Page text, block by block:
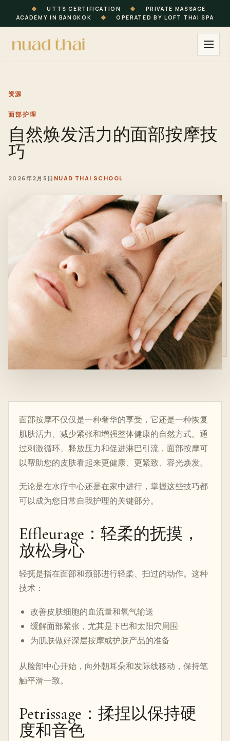
◆ UTTS CERTIFICATION ◆
PRIVATE MASSAGE
ACADEMY IN BANGKOK
◆ OPERATED BY LOFT THAI SPA
资源
面部护理
自然焕发活力的面部按摩技
巧
2026年2月5日 NUAD THAI SCHOOL
面部按摩不仅仅是一种奢华的享受，它还是一种恢复
肌肤活力、减少紧张和增强整体健康的自然方式。通
过刺激循环、释放压力和促进淋巴引流，面部按摩可
以帮助您的皮肤看起来更健康、更紧致、容光焕发。
无论是在水疗中心还是在家中进行，掌握这些技巧都
可以成为您日常自我护理的关键部分。
Effleurage：轻柔的抚摸，
放松身心
轻抚是指在面部和颈部进行轻柔、扫过的动作。这种
技术：
改善皮肤细胞的血流量和氧气输送
缓解面部紧张，尤其是下巴和太阳穴周围
为肌肤做好深层按摩或护肤产品的准备
从脸部中心开始，向外朝耳朵和发际线移动，保持笔
触平滑一致。
Petrissage：揉捏以保持硬
度和音色